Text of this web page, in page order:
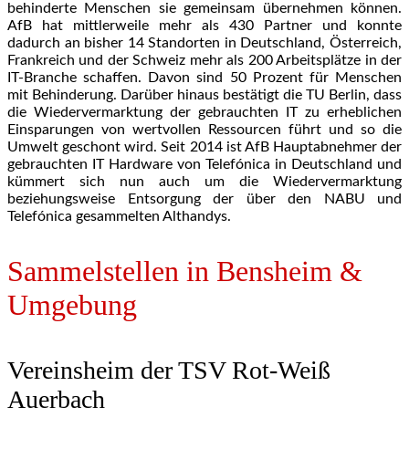
behinderte Menschen sie gemeinsam übernehmen können.
AfB hat mittlerweile mehr als 430 Partner und konnte
dadurch an bisher 14 Standorten in Deutschland, Österreich,
Frankreich und der Schweiz mehr als 200 Arbeitsplätze in der
IT-Branche schaffen. Davon sind 50 Prozent für Menschen
mit Behinderung. Darüber hinaus bestätigt die TU Berlin, dass
die Wiedervermarktung der gebrauchten IT zu erheblichen
Einsparungen von wertvollen Ressourcen führt und so die
Umwelt geschont wird. Seit 2014 ist AfB Hauptabnehmer der
gebrauchten IT Hardware von Telefónica in Deutschland und
kümmert sich nun auch um die Wiedervermarktung
beziehungsweise Entsorgung der über den NABU und
Telefónica gesammelten Althandys.
Sammelstellen in Bensheim &
Umgebung
Vereinsheim der TSV Rot-Weiß
Auerbach